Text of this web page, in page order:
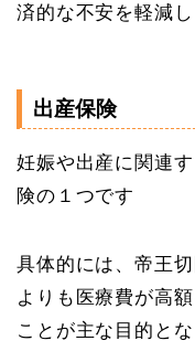
済的な不安を軽減
出産保険
妊娠や出産に関連
険の１つです
具体的には、帝王
よりも医療費が高
ことが主な目的と